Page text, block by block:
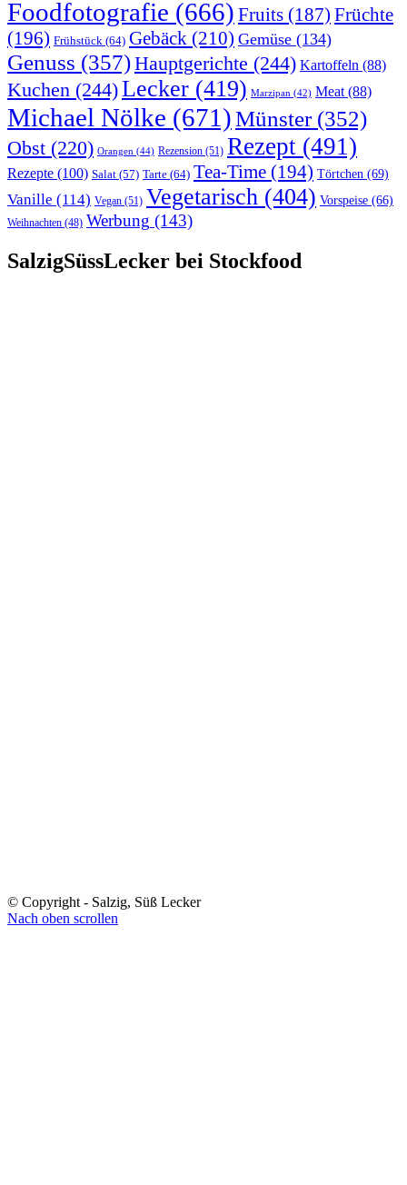
Foodfotografie (666) Fruits (187) Früchte
(196) Frühstück (64) Gebäck (210) Gemüse (134)
Genuss (357)Hauptgerichte (244) Kartoffeln (88)
Kuchen (244)Lecker (419) Marzipan (42) Meat (88)
Michael Nölke (671)Münster(352)
Obst (220) Orangen (44) Rezension (51) Rezept (491)
Rezepte (100) Salat (57) Tarte (64) Tea-Time (194) Törtchen (69)
Vanille (114) Vegan (51) Vegetarisch (404) Vorspeise (66)
Weihnachten (48) Werbung (143)
SalzigSüssLecker bei Stockfood
© Copyright - Salzig, Süß Lecker
Nach oben scrollen